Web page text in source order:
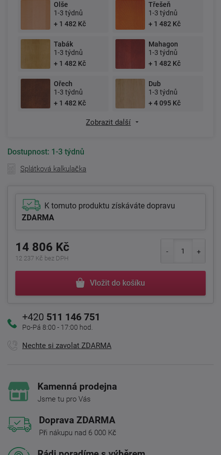
Olše
1-3 týdnů
+ 1 482 Kč
Třešeň
1-3 týdnů
+ 1 482 Kč
Tabák
1-3 týdnů
+ 1 482 Kč
Mahagon
1-3 týdnů
+ 1 482 Kč
Ořech
1-3 týdnů
+ 1 482 Kč
Dub
1-3 týdnů
+ 4 095 Kč
Zobrazit další
Dostupnost: 1-3 týdnů
Splátková kalkulačka
K tomuto produktu získáváte dopravu
ZDARMA
14 806 Kč
12 237 Kč bez DPH
Vložit do košíku
+420 511 146 751
Po-Pá 8:00 - 17:00 hod.
Nechte si zavolat ZDARMA
Kamenná prodejna
Jsme tu pro Vás
Doprava ZDARMA
Při nákupu nad 6 000 Kč